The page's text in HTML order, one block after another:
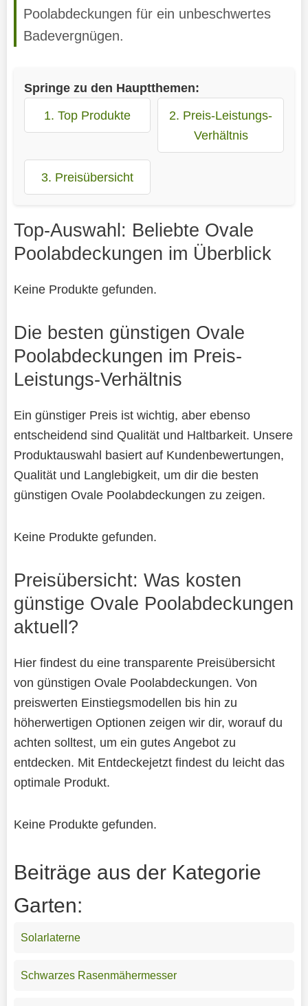
Poolabdeckungen für ein unbeschwertes
Badevergnügen.
Springe zu den Hauptthemen:
1. Top Produkte
2. Preis-Leistungs-
Verhältnis
3. Preisübersicht
Top-Auswahl: Beliebte Ovale
Poolabdeckungen im Überblick
Keine Produkte gefunden.
Die besten günstigen Ovale
Poolabdeckungen im Preis-
Leistungs-Verhältnis
Ein günstiger Preis ist wichtig, aber ebenso
entscheidend sind Qualität und Haltbarkeit. Unsere
Produktauswahl basiert auf Kundenbewertungen,
Qualität und Langlebigkeit, um dir die besten
günstigen Ovale Poolabdeckungen zu zeigen.
Keine Produkte gefunden.
Preisübersicht: Was kosten
günstige Ovale Poolabdeckungen
aktuell?
Hier findest du eine transparente Preisübersicht
von günstigen Ovale Poolabdeckungen. Von
preiswerten Einstiegsmodellen bis hin zu
höherwertigen Optionen zeigen wir dir, worauf du
achten solltest, um ein gutes Angebot zu
entdecken. Mit Entdeckejetzt findest du leicht das
optimale Produkt.
Keine Produkte gefunden.
Beiträge aus der Kategorie
Garten:
Solarlaterne
Schwarzes Rasenmähermesser